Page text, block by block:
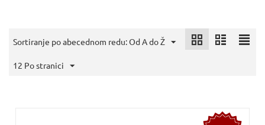
Sortiranje po abecednom redu: Od A do Ž
12 Po stranici